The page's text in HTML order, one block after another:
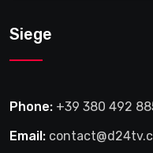
Siege
Phone: +39 380 492
Email: